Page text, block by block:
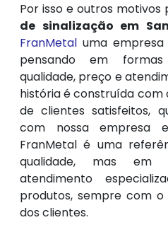
Por isso e outros motivos
de sinalização em
FranMetal uma
pensando em
qualidade, preço e
história é construída
de clientes satisfeitos,
com nossa empresa
FranMetal é uma
qualidade, mas em
atendimento
produtos, sempre com
dos clientes.